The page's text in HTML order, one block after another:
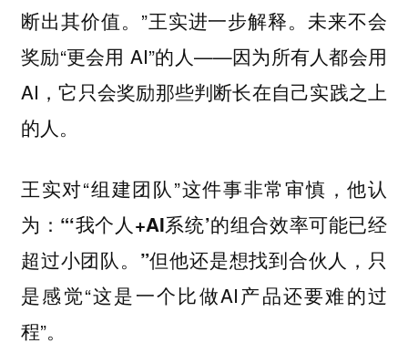
断出其价值。”王实进一步解释。未来不会
奖励“更会用 AI”的人——因为所有人都会用
AI，它只会奖励那些判断长在自己实践之上
的人。
王实对“组建团队”这件事非常审慎，他认
为： “‘我个人+AI系统’的组合效率可能已经
超过小团队。”但他还是想找到合伙人，只
是感觉“这是一个比做AI产品还要难的过
程”。